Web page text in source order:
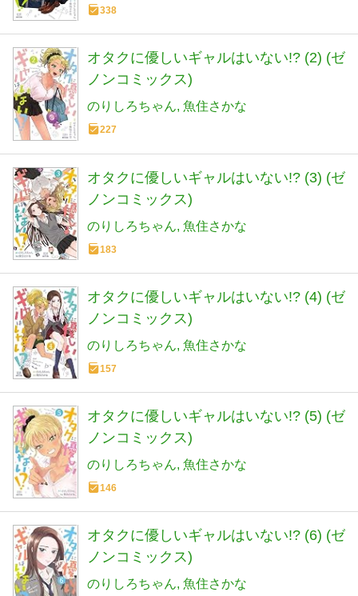
338
オタクに優しいギャルはいない!? (2) (ゼ
ノンコミックス)
のりしろちゃん 魚住さかな
227
オタクに優しいギャルはいない!? (3) (ゼ
ノンコミックス)
のりしろちゃん 魚住さかな
183
オタクに優しいギャルはいない!? (4) (ゼ
ノンコミックス)
のりしろちゃん 魚住さかな
157
オタクに優しいギャルはいない!? (5) (ゼ
ノンコミックス)
のりしろちゃん 魚住さかな
146
オタクに優しいギャルはいない!? (6) (ゼ
ノンコミックス)
のりしろちゃん 魚住さかな